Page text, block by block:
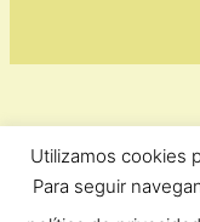
Utilizamos cookies
Para seguir